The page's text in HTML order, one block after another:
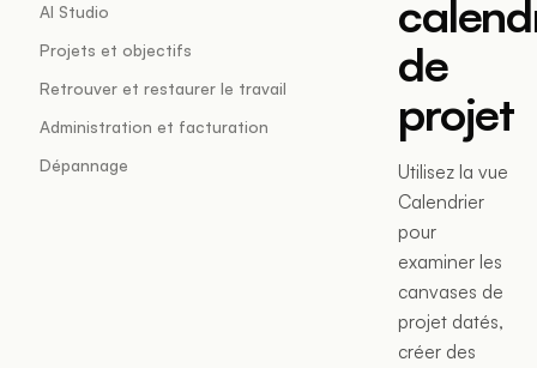
AI Studio
Projets et objectifs
Retrouver et restaurer le travail
Administration et facturation
Dépannage
de
projet
Utilisez la vue
Calendrier
pour
examiner les
canvases de
projet datés,
créer des